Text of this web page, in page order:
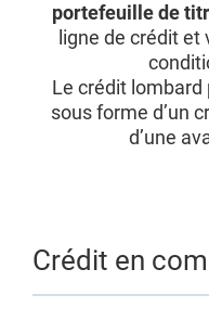
portefeuille de
ligne de crédit et
Le crédit
sous forme d’un
d’une
Crédit en